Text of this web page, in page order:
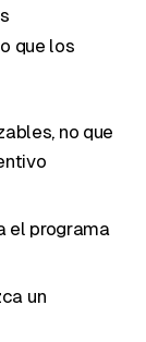
que los
no que
el programa
un